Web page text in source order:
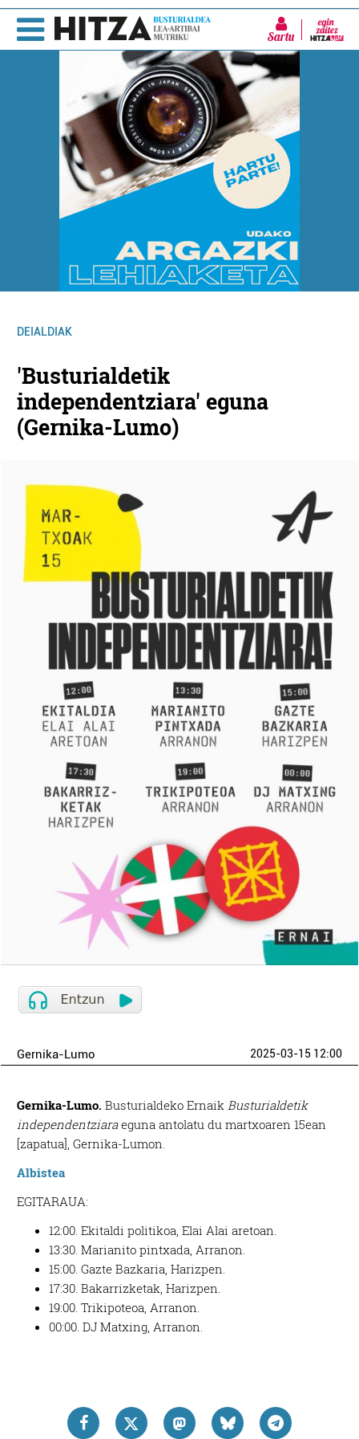
Sartu
DEIALDIAK
'Busturialdetik
independentziara' eguna
(Gernika-Lumo)
Gernika-Lumo 2025-03-15 12:00
Gernika-Lumo.Busturialdeko ErnaikBusturialdetik
independentziaraeguna antolatu du martxoaren 15ean
[zapatua], Gernika-Lumon.
Albistea
EGITARAUA:
12:00. Ekitaldi politikoa, Elai Alai aretoan.
13:30. Marianito pintxada, Arranon.
15:00. Gazte Bazkaria, Harizpen.
17:30. Bakarrizketak, Harizpen.
19:00. Trikipoteoa, Arranon.
00:00. DJ Matxing, Arranon.